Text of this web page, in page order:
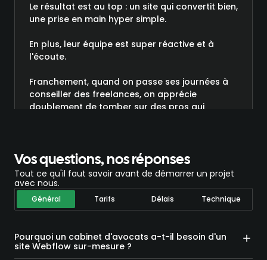
Le résultat est au top : un site qui convertit bien,
une prise en main hyper simple.
En plus, leur équipe est super réactive et à
l'écoute.
Franchement, quand on passe ses journées à
conseiller des freelances, on apprécie
doublement de tomber sur des pros qui
mon expérience en tant que développeur, je
suis pas le dernier à être exigeant 😉”
Vos questions, nos réponses
Tout ce qu'il faut savoir avant de démarrer un projet
avec nous.
Général Tarifs Délais Technique
Pourquoi un cabinet d'avocats a-t-il besoin d'un
site Webflow sur-mesure ?
Un site générique ne reflète pas le niveau d'exigence